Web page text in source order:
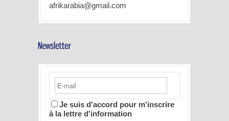
afrikarabia@gmail.com
Je suis d'accord pour m'inscrire
à la lettre d'information